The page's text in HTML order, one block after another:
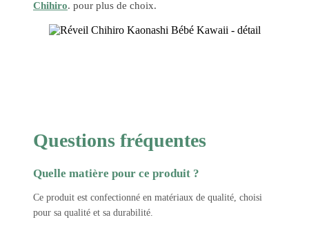
Chihiro. pour plus de choix.
Questions fréquentes
Quelle matière pour ce produit ?
Ce produit est confectionné en matériaux de qualité, choisi
pour sa qualité et sa durabilité.